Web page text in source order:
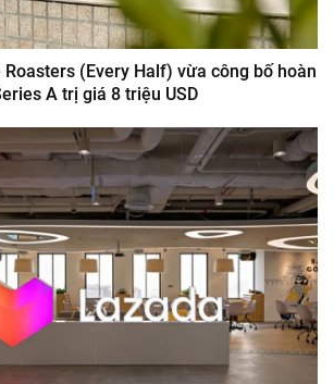
(Every Half) vừa công bố hoàn
A trị giá 8 triệu USD